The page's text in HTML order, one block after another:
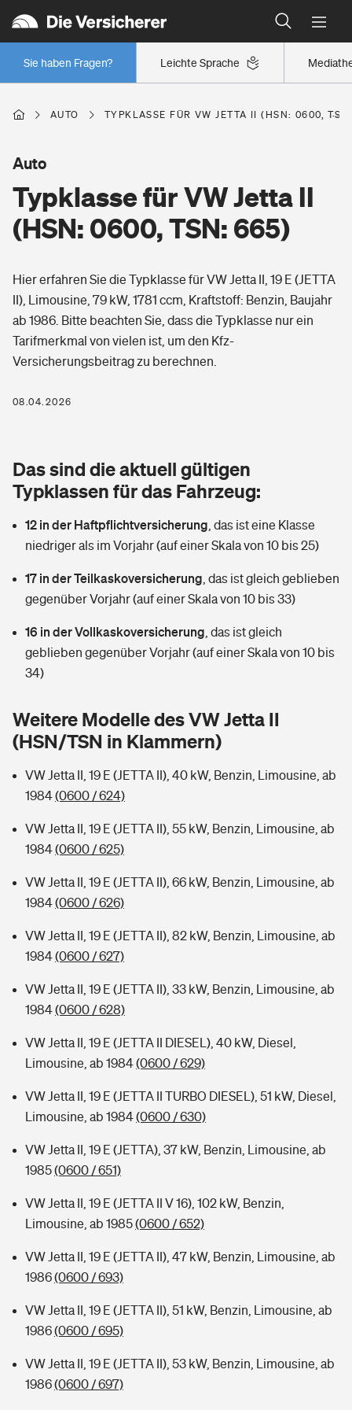
Leichte Sprache
Sie haben Fragen?
Wer versichert was: Jetzt Versicherer finden
Regionalklassen: So ist Ihre Region eingestuft
Wer versichert was: Jetzt Versicherer finden
Berufsunfähigkeitsversicherung
Erwerbsunfähigkeitsversicherung
Grundfähigkeitsversicherung
Arbeitsrechtsschutz
Berufshaftpflichtversicherung
Zur Übersicht
Tools
Wer versichert was: Jetzt Versicherer finden
Sie haben Fragen?
Wohnen
Glasversicherung
Mietkautionsversicherung
Restkreditversicherung
Zur Übersicht
Hochwasser-Check: Wie gefährdet ist Ihr Haus?
Wer versichert was: Jetzt Versicherer finden
Sie haben Fragen?
Freizeit
Pri­vate Haft­pflicht­
Kinderunfall­ver­si­che­rung
Kinderinvalidität
Reiseversicherung
Pferdehalter-Haftpflicht
Private Cyberversicherung
Musikinstrumentenversicherung
Zur Übersicht
Tools
Kinderunfall-Check: Mehr Sicherheit für deine Kids
Sie haben Fragen?
Gesundheit
Private Krankenversicherung
Dread-Disease-Versicherung
Tierkrankenversicherung
Wer versichert was: Jetzt Versicherer finden
Sie haben Fragen?
Rentenrechner: Wie viel Geld bekomme ich im Alter?
AUTO TYPKLASSE FÜR VW JETTA II (HSN: 0600,
Typklasse für VW Jetta II
(HSN: 0600, TSN: 665)
Auto
Hier erfahren Sie die Typklasse für VW Jetta II, 19 E (JETTA
II), Limousine, 79 kW, 1781 ccm, Kraftstoff: Benzin, Baujahr
ab 1986. Bitte beachten Sie, dass die Typklasse nur ein
Tarifmerkmal von vielen ist, um den Kfz-
Versicherungsbeitrag zu berechnen.
08.04.2026
Das sind die aktuell gültigen
Typklassen für das Fahrzeug:
12 in der Haftpflichtversicherung das ist eine Klasse
niedriger als im Vorjahr (auf einer Skala von 10 bis 25)
17 in der Teilkaskoversicherung das ist gleich geblieben
gegenüber Vorjahr (auf einer Skala von 10 bis 33)
16 in der Vollkaskoversicherung das ist gleich
geblieben gegenüber Vorjahr (auf einer Skala von 10 bis
34)
Weitere Modelle des VW Jetta II
(HSN/TSN in Klammern)
VW Jetta II, 19 E (JETTA II), 40 kW, Benzin, Limousine, ab
1984(0600 / 624)
VW Jetta II, 19 E (JETTA II), 55 kW, Benzin, Limousine, ab
1984(0600 / 625)
VW Jetta II, 19 E (JETTA II), 66 kW, Benzin, Limousine, ab
1984(0600 / 626)
VW Jetta II, 19 E (JETTA II), 82 kW, Benzin, Limousine, ab
1984(0600 / 627)
VW Jetta II, 19 E (JETTA II), 33 kW, Benzin, Limousine, ab
1984(0600 / 628)
VW Jetta II, 19 E (JETTA II DIESEL), 40 kW, Diesel,
Limousine, ab 1984(0600 / 629)
VW Jetta II, 19 E (JETTA II TURBO DIESEL), 51 kW, Diesel,
Limousine, ab 1984(0600 / 630)
VW Jetta II, 19 E (JETTA), 37 kW, Benzin, Limousine, ab
1985(0600 / 651)
VW Jetta II, 19 E (JETTA II V 16), 102 kW, Benzin,
Limousine, ab 1985(0600 / 652)
VW Jetta II, 19 E (JETTA II), 47 kW, Benzin, Limousine, ab
1986(0600 / 693)
VW Jetta II, 19 E (JETTA II), 51 kW, Benzin, Limousine, ab
1986(0600 / 695)
VW Jetta II, 19 E (JETTA II), 53 kW, Benzin, Limousine, ab
1986(0600 / 697)